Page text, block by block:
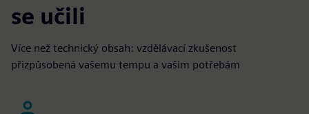
se učili
Více než technický obsah: vzdělávací zkušenost
přizpůsobená vašemu tempu a vašim potřebám